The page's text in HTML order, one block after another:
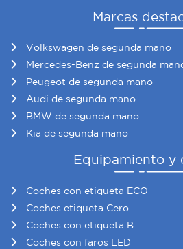
Marcas
Volkswagen de segunda mano
Mercedes-Benz de segunda
Peugeot de segunda mano
Audi de segunda mano
BMW de segunda mano
Kia de segunda mano
Equipamiento y
Coches con etiqueta ECO
Coches etiqueta Cero
Coches con etiqueta B
Coches con faros LED